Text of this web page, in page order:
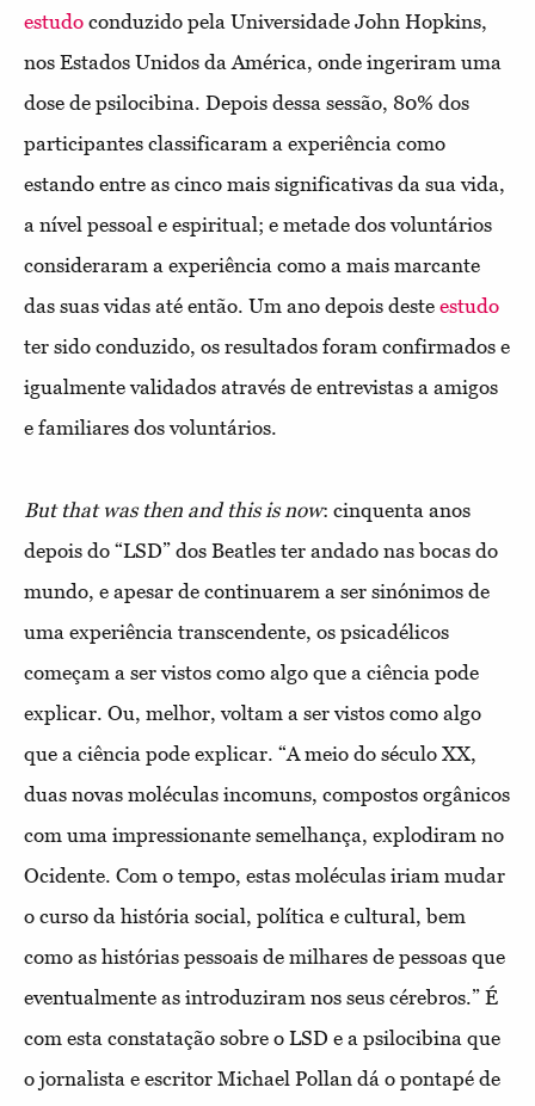
estudo conduzido pela Universidade John Hopkins,
nos Estados Unidos da América, onde ingeriram uma
dose de psilocibina. Depois dessa sessão, 80% dos
participantes classificaram a experiência como
estando entre as cinco mais significativas da sua vida,
a nível pessoal e espiritual; e metade dos voluntários
consideraram a experiência como a mais marcante
das suas vidas até então. Um ano depois deste estudo
ter sido conduzido, os resultados foram confirmados e
igualmente validados através de entrevistas a amigos
e familiares dos voluntários.
But that was then and this is now: cinquenta anos
depois do “LSD” dos Beatles ter andado nas bocas do
mundo, e apesar de continuarem a ser sinónimos de
uma experiência transcendente, os psicadélicos
começam a ser vistos como algo que a ciência pode
explicar. Ou, melhor, voltam a ser vistos como algo
que a ciência pode explicar. “A meio do século XX,
duas novas moléculas incomuns, compostos orgânicos
com uma impressionante semelhança, explodiram no
Ocidente. Com o tempo, estas moléculas iriam mudar
o curso da história social, política e cultural, bem
como as histórias pessoais de milhares de pessoas que
eventualmente as introduziram nos seus cérebros.” É
com esta constatação sobre o LSD e a psilocibina que
o jornalista e escritor Michael Pollan dá o pontapé de